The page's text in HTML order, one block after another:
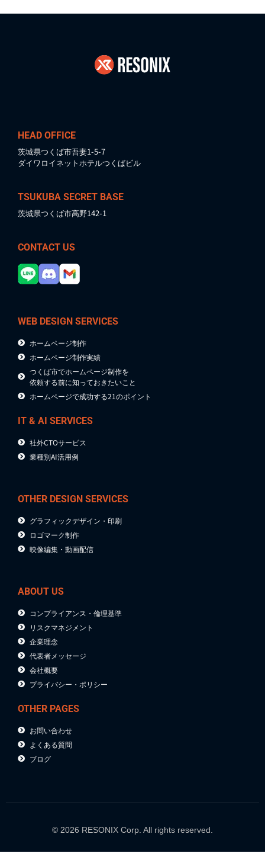
HEAD OFFICE
茨城県つくば市吾妻1-5-7
ダイワロイネットホテルつくばビル
TSUKUBA SECRET BASE
茨城県つくば市高野142-1
CONTACT US
WEB DESIGN SERVICES
ホームページ制作
ホームページ制作実績
つくば市でホームページ制作を
依頼する前に知っておきたいこと
ホームページで成功する21のポイント
IT & AI SERVICES
社外CTOサービス
業種別AI活用例
OTHER DESIGN SERVICES
グラフィックデザイン・印刷
ロゴマーク制作
映像編集・動画配信
ABOUT US
コンプライアンス・倫理基準
リスクマネジメント
企業理念
代表者メッセージ
会社概要
プライバシー・ポリシー
OTHER PAGES
お問い合わせ
よくある質問
ブログ
© 2026 RESONIX Corp. All rights reserved.